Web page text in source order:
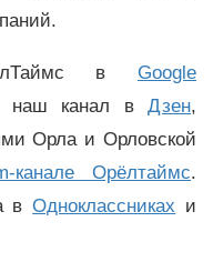
в Google
наш канал вДзен,
Орла и Орловской
канале Орёлтаймс.
вОдноклассниках и